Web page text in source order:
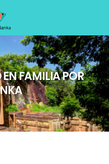
FAMILIA POR